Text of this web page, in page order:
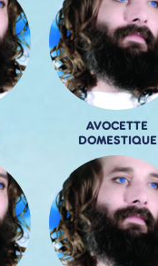
AVOCETTE
DOMESTIQUE